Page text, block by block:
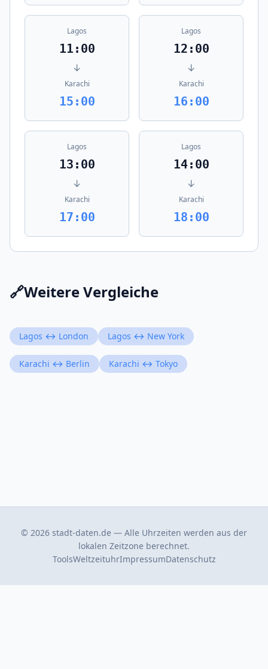
Lagos
11:00
↓
Karachi
15:00
Lagos
12:00
↓
Karachi
16:00
Lagos
13:00
↓
Karachi
17:00
Lagos
14:00
↓
Karachi
18:00
🔗Weitere Vergleiche
Lagos ↔ London Lagos ↔ New York
Karachi ↔ Berlin Karachi ↔ Tokyo
© 2026 stadt-daten.de — Alle Uhrzeiten werden aus der
lokalen Zeitzone berechnet.
ToolsWeltzeituhrImpressumDatenschutz